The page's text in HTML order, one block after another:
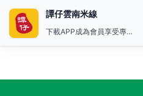
譚仔雲南米線
下載APP成為會員享受專屬禮遇